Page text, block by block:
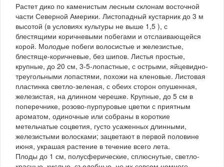
Растет дико по каменистым лесным склонам восточной
части Северной Америки. Листопадный кустарник до 3 м
высотой (в условиях культуры не выше 1,5 ), с
блестящими коричневыми побегами и отслаивающейся
корой. Молодые побеги волосистые и железистые,
блестяще-коричневые, без шипов. Листья простые,
крупные, до 20 см, 3-5-лопастные, с острыми, яйцевидно-
треугольными лопастями, похожи на кленовые. Листовая
пластинка светло-зеленая, с обеих сторон опушенная,
железистая, на длинном черешке. Крупные, до 5 см в
поперечнике, розово-пурпуровые цветки с приятным
ароматом, одиночные или собраны в короткие
метельчатые соцветия, густо усаженных длинными,
железистыми волосками; зацветают в первой половине
июня, украшая растение в течение всего лета.
Плоды до 1 см, полусферические, сплюснутые, светло-